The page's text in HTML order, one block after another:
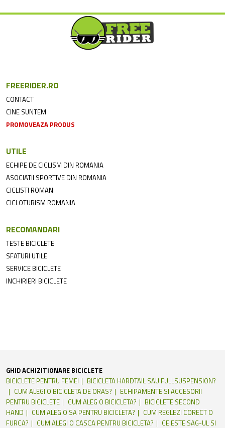
FREERIDER.RO
CONTACT
CINE SUNTEM
PROMOVEAZA PRODUS
UTILE
ECHIPE DE CICLISM DIN ROMANIA
ASOCIATII SPORTIVE DIN ROMANIA
CICLISTI ROMANI
CICLOTURISM ROMANIA
RECOMANDARI
TESTE BICICLETE
SFATURI UTILE
SERVICE BICICLETE
INCHIRIERI BICICLETE
GHID ACHIZITIONARE BICICLETE
BICICLETE PENTRU FEMEI
BICICLETA HARDTAIL SAU FULLSUSPENSION?
CUM ALEGI O BICICLETA DE ORAS?
ECHIPAMENTE SI ACCESORII
PENTRU BICICLETE
CUM ALEG O BICICLETA?
BICICLETE SECOND
HAND
CUM ALEG O SA PENTRU BICICLETA?
CUM REGLEZI CORECT O
FURCA?
CUM ALEGI O CASCA PENTRU BICICLETA? CE ESTE SAG-UL SI